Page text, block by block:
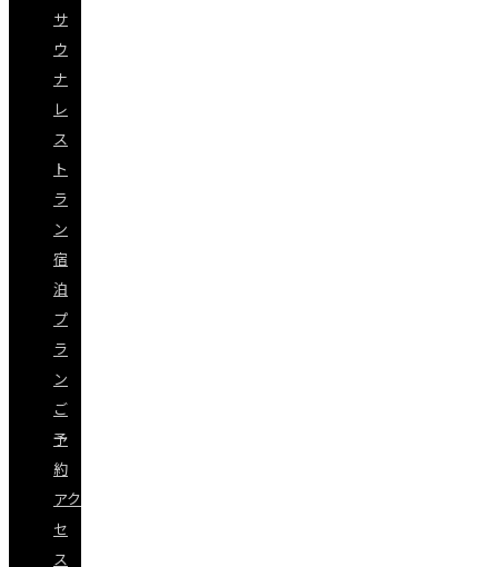
サ
ウ
ナ
レ
ス
ト
ラ
ン
宿
泊
プ
ラ
ン
ご
予
約
アク
セ
ス